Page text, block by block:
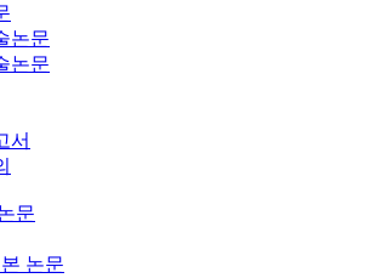
논문
논문
서
문
논문